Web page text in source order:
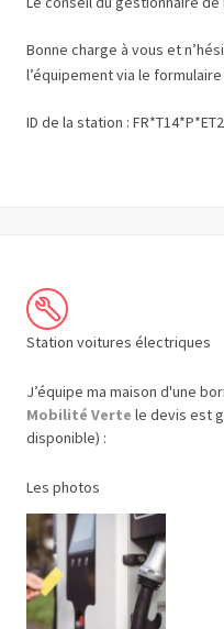
Bonne charge à vous et
l’équipement via le
ID de la station :
Station voitures électriques
J’équipe ma maison d'une
Mobilité Verte le devis est
disponible) :
Les photos